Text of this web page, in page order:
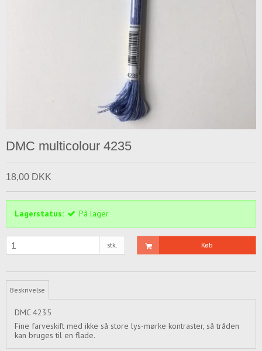
DMC multicolour 4235
18,00 DKK
Lagerstatus: På lager
stk. Køb
Beskrivelse
DMC 4235
Fine farveskift med ikke så store lys-mørke kontraster, så tråden
kan bruges til en flade.